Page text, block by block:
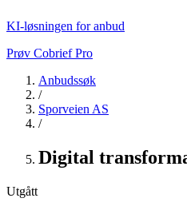
KI-løsningen for anbud
Prøv Cobrief Pro
Anbudssøk
/
Sporveien AS
/
Digital
Utgått